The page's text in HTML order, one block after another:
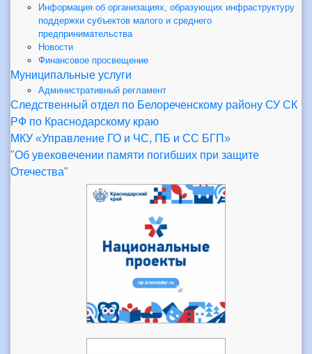
Информация об организациях, образующих инфраструктуру
поддержки субъектов малого и среднего
предпринимательства
Новости
Финансовое просвещение
Муниципальные услуги
Административный регламент
Следственный отдел по Белореченскому району СУ СК
РФ по Краснодарскому краю
МКУ «Управление ГО и ЧС, ПБ и СС БГП»
"Об увековечении памяти погибших при защите
Отечества"